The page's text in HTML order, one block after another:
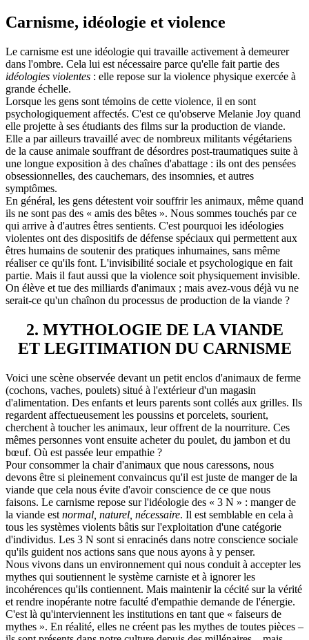
Carnisme, idéologie et violence
Le carnisme est une idéologie qui travaille activement à demeurer
dans l'ombre. Cela lui est nécessaire parce qu'elle fait partie des
idéologies violentes : elle repose sur la violence physique exercée à
grande échelle.
Lorsque les gens sont témoins de cette violence, il en sont
psychologiquement affectés. C'est ce qu'observe Melanie Joy quand
elle projette à ses étudiants des films sur la production de viande.
Elle a par ailleurs travaillé avec de nombreux militants végétariens
de la cause animale souffrant de désordres post-traumatiques suite à
une longue exposition à des chaînes d'abattage : ils ont des pensées
obsessionnelles, des cauchemars, des insomnies, et autres
symptômes.
En général, les gens détestent voir souffrir les animaux, même quand
ils ne sont pas des « amis des bêtes ». Nous sommes touchés par ce
qui arrive à d'autres êtres sentients. C'est pourquoi les idéologies
violentes ont des dispositifs de défense spéciaux qui permettent aux
êtres humains de soutenir des pratiques inhumaines, sans même
réaliser ce qu'ils font. L'invisibilité sociale et psychologique en fait
partie. Mais il faut aussi que la violence soit physiquement invisible.
On élève et tue des milliards d'animaux ; mais avez-vous déjà vu ne
serait-ce qu'un chaînon du processus de production de la viande ?
2. MYTHOLOGIE DE LA VIANDE
ET LEGITIMATION DU CARNISME
Voici une scène observée devant un petit enclos d'animaux de ferme
(cochons, vaches, poulets) situé à l'extérieur d'un magasin
d'alimentation. Des enfants et leurs parents sont collés aux grilles. Ils
regardent affectueusement les poussins et porcelets, sourient,
cherchent à toucher les animaux, leur offrent de la nourriture. Ces
mêmes personnes vont ensuite acheter du poulet, du jambon et du
bœuf. Où est passée leur empathie ?
Pour consommer la chair d'animaux que nous caressons, nous
devons être si pleinement convaincus qu'il est juste de manger de la
viande que cela nous évite d'avoir conscience de ce que nous
faisons. Le carnisme repose sur l'idéologie des « 3 N » : manger de
la viande est normal, naturel, nécessaire. Il est semblable en cela à
tous les systèmes violents bâtis sur l'exploitation d'une catégorie
d'individus. Les 3 N sont si enracinés dans notre conscience sociale
qu'ils guident nos actions sans que nous ayons à y penser.
Nous vivons dans un environnement qui nous conduit à accepter les
mythes qui soutiennent le système carniste et à ignorer les
incohérences qu'ils contiennent. Mais maintenir la cécité sur la vérité
et rendre inopérante notre faculté d'empathie demande de l'énergie.
C'est là qu'interviennent les institutions en tant que « faiseurs de
mythes ». En réalité, elles ne créent pas les mythes de toutes pièces –